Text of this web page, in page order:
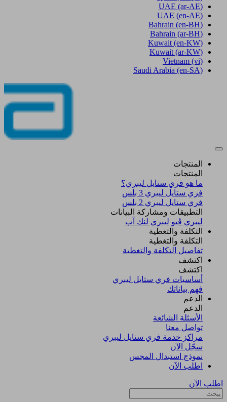
UAE (ar-AE)
UAE (en-AE)
Bahrain (en-BH)
Bahrain (ar-BH)
Kuwait (en-KW)
Kuwait (ar-KW)
Vietnam (vi)
Saudi Arabia (en-SA)
المنتجات
المنتجات
ما هو فري ستايل ليبري؟
فري ستايل ليبري 3 بلس​
فري ستايل ليبري 2 بلس​
التطبيقات ومشاركة البيانات
ليبري ڤيو ليبري لنك آب
التكلفة والتغطية
التكلفة والتغطية
تفاصيل التكلفة والتغطية
اكتشف​
اكتشف​
أساسيات فري ستايل ليبري
فهم بياناتك
الدعم
الدعم
الأسئلة الشائعة
تواصل معنا
مراكز خدمة فري ستايل ليبري
سجّل الآن​
نموذج استبدال المجس
اطلب الآن
اطلب الآن